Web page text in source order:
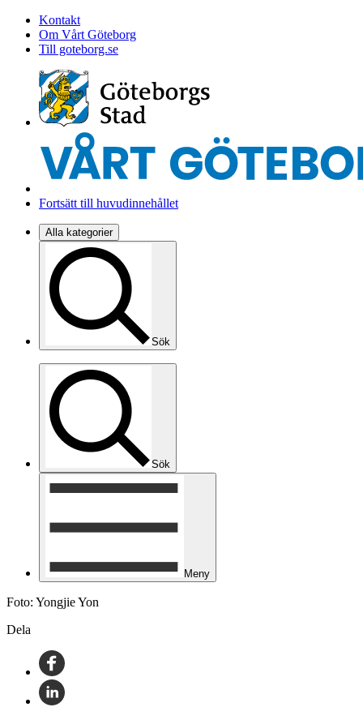
Kontakt
Om Vårt Göteborg
Till goteborg.se
Fortsätt till huvudinnehållet
Alla kategorier
Sök
Sök
Meny
Foto: Yongjie Yon
Dela